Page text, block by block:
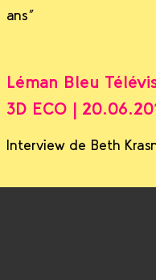
ans"
Léman Bleu
3D ECO |
Interview de Beth